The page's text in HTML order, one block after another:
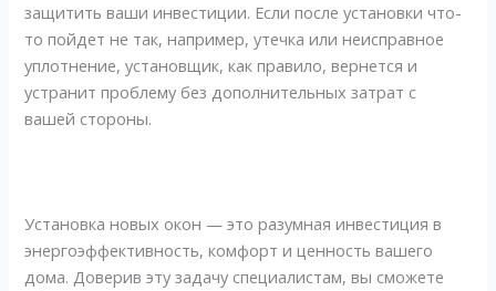
защитить ваши инвестиции. Если после установки что-
то пойдет не так, например, утечка или неисправное
уплотнение, установщик, как правило, вернется и
устранит проблему без дополнительных затрат с
вашей стороны.
Установка новых окон — это разумная инвестиция в
энергоэффективность, комфорт и ценность вашего
дома. Доверив эту задачу специалистам, вы сможете